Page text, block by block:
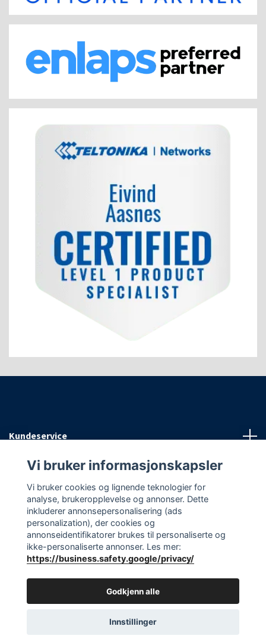
Kundeservice
Informasjon
Sosiale medier
© 2026 EAasnes AS
Vi bruker informasjonskapsler
Vi bruker cookies og lignende teknologier for
analyse, brukeropplevelse og annonser. Dette
inkluderer annonsepersonalisering (ads
personalization), der cookies og
annonseidentifikatorer brukes til personaliserte og
ikke-personaliserte annonser. Les mer:
https://business.safety.google/privacy/
Godkjenn alle
Innstillinger